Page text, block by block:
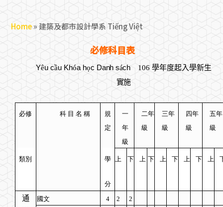
Home» 建築及都市設計學系 Tiếng Việt
必修科目表
Yêu cầu Khóa học Danh sách 106學年度起入學新生
實施
必修 科 目 名稱
規
定
一
年
級
二年
級
三年
級
四年
級
五年
級
類別 學
分
上 下 上 下 上 下 上 下 上
通
國文 4 2
2